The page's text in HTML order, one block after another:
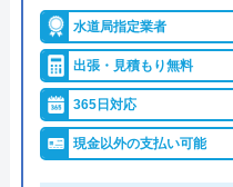
クラシアンがおす
クラシアンはTVCMを
高さは信頼できるポイ
水道局指定業者
出張・見積もり無料
365日対応
現金以外の支払い可能